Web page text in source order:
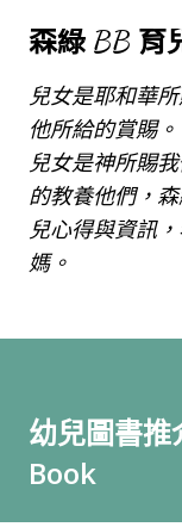
森綠 BB 育
兒女是耶和華
他所給的賞賜
兒女是神所賜
的教養他們，
兒心得與資訊
媽。
幼兒圖書
Book